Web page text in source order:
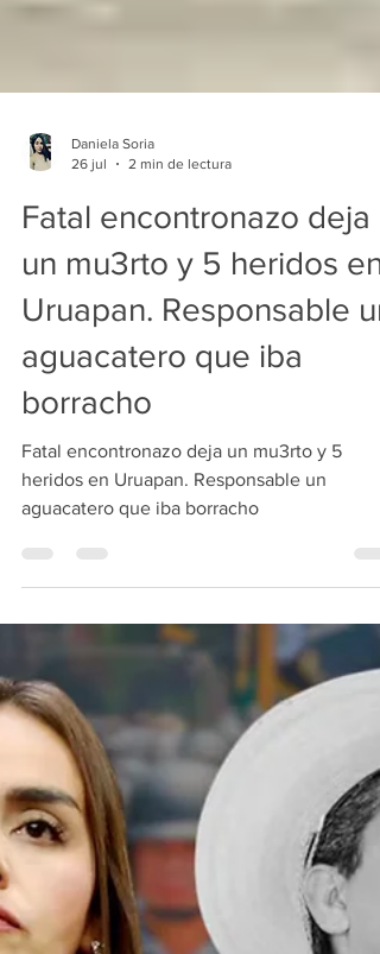
26 jul
Fatal encontronazo deja
un mu3rto y 5 heridos en
Uruapan. Responsable un
aguacatero que iba
borracho
Fatal encontronazo deja un mu3rto y 5
heridos en Uruapan. Responsable un
aguacatero que iba borracho